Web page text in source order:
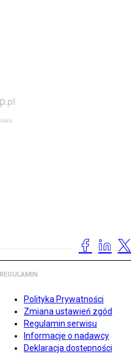
REGULAMIN
Polityka Prywatności
Zmiana ustawień zgód
Regulamin serwisu
Informacje o nadawcy
Deklaracja dostępności